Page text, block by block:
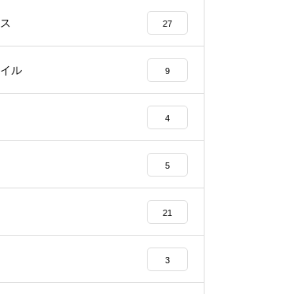
27
ル 9
4
5
21
3